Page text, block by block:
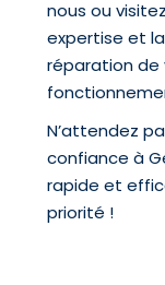
nous ou
expertise et
réparation de
N’attendez
confiance à
rapide et
priorité !